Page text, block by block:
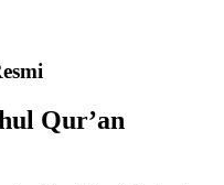
Qur’an